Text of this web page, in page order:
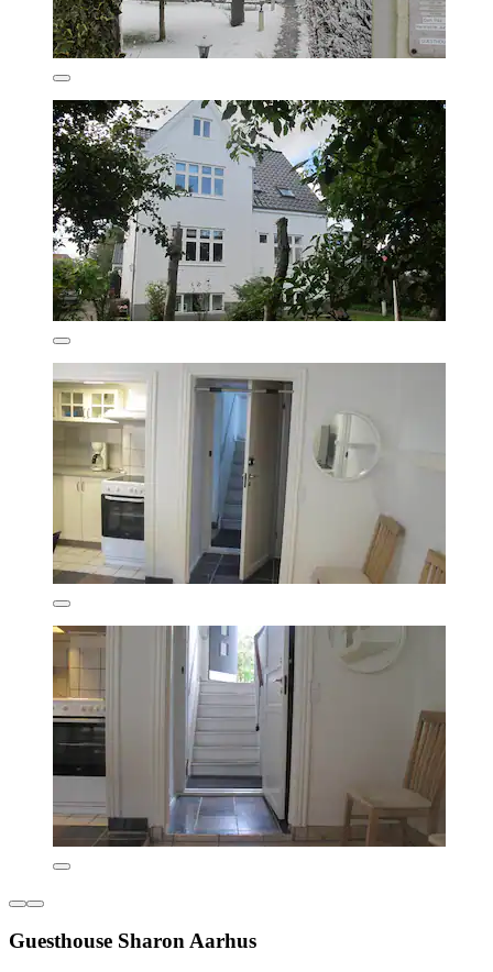
Guesthouse Sharon Aarhus